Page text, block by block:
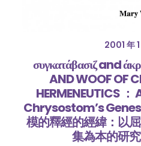
2001 年 1
συγκατάβασιζ and
AND WOOF OF
HERMENEUTICS
Chrysostom’s
模的釋經的經緯：以
集為本的研